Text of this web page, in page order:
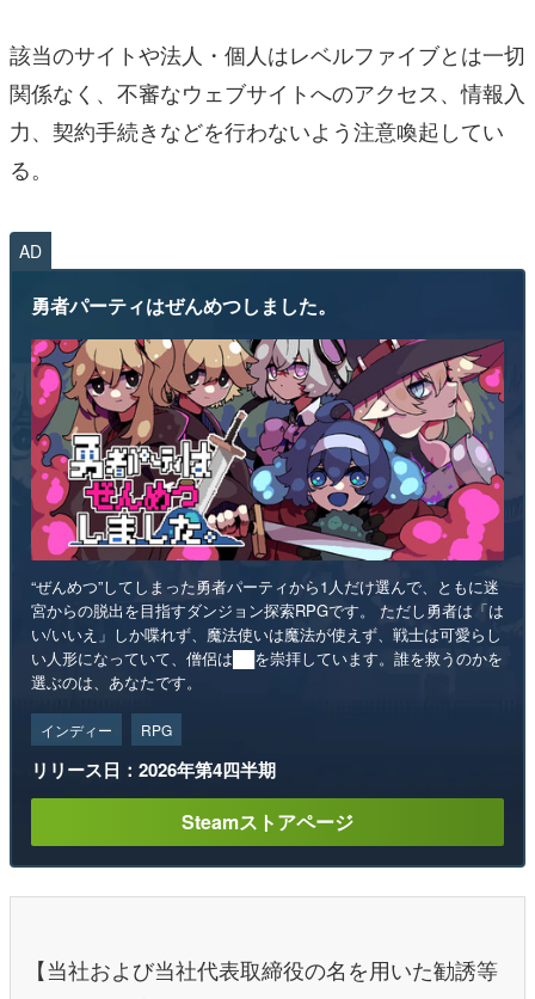
該当のサイトや法人・個人はレベルファイブとは一切
関係なく、不審なウェブサイトへのアクセス、情報入
力、契約手続きなどを行わないよう注意喚起してい
る。
AD
勇者パーティはぜんめつしました。
“ぜんめつ”してしまった勇者パーティから1人だけ選んで、ともに迷
宮からの脱出を目指すダンジョン探索RPGです。 ただし勇者は「は
い/いいえ」しか喋れず、魔法使いは魔法が使えず、戦士は可愛らし
い人形になっていて、僧侶は██を崇拝しています。誰を救うのかを
選ぶのは、あなたです。
インディー RPG
リリース日：2026年第4四半期
Steamストアページ
【当社および当社代表取締役の名を用いた勧誘等